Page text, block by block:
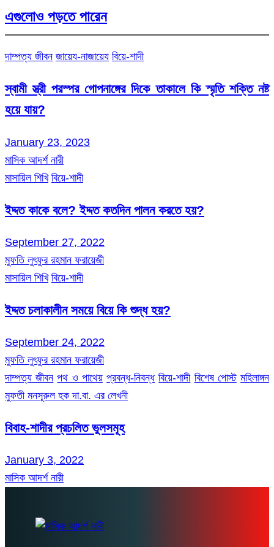
এগুলোও পড়তে পারেন
দাম্পত্য জীবন জায়েয-নাজায়েয বিয়ে-শাদী
স্বামী স্ত্রী পরস্পর গোপনাঙ্গের দিকে তাকালে কি স্মৃতি শক্তি নষ্ট
হয়ে যায়?
January 23, 2023
মাসিক আদর্শ নারী
মাসায়িল শিখি বিয়ে-শাদী
ইদ্দত কাকে বলে? ইদ্দত কতদিন পালন করতে হয়?
September 27, 2022
মুফতি লুৎফুর রহমান ফরায়েজী
মাসায়িল শিখি বিয়ে-শাদী
ইদ্দত চলাকালীন সময়ে বিয়ে কি শুদ্ধ হয়?
September 24, 2022
মুফতি লুৎফুর রহমান ফরায়েজী
দাম্পত্য জীবন পথ ও পাথেয় প্রবন্ধ-নিবন্ধ বিয়ে-শাদী বিশেষ পোস্ট মহিলাঙ্গন
মুফতী মনসূরুল হক দা.বা. এর লেখনী
বিবাহ-শাদীর প্রচলিত ভুলসমূহ
January 3, 2022
মাসিক আদর্শ নারী